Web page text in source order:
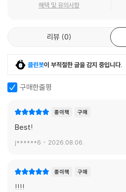
SECTION 1 말 잘하는 사람의 말버릇을
UNIT 2 방향 제시어 사용하기
UNIT 4 부사 대신 숫자로 말하기
Section 1 대화 현장에 적용하기
UNIT 1 묘사 사용해서 그리듯 말하기
UNIT 3 비유 사용으로 와닿게 말하기
UNIT 4 비교 사용으로 명확하게 말하기
혜택 및 유의사항
리뷰 0
클린봇이 부적절한 글을 감지 중입니다.
구매한줄평
종이책 구매
Best!
j******6 2026.08.06.
종이책 구매
!!!!